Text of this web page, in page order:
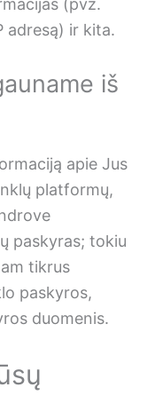
adresą) ir kita.
iš
apie Jus
platformų,
paskyras; tokiu
tikrus
paskyros,
duomenis.